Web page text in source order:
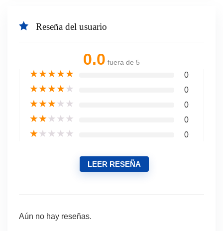
Reseña del usuario
0.0 fuera de 5
★★★★★ 0
★★★★★ 0
★★★★★ 0
★★★★★ 0
★★★★★ 0
LEER RESEÑA
Aún no hay reseñas.